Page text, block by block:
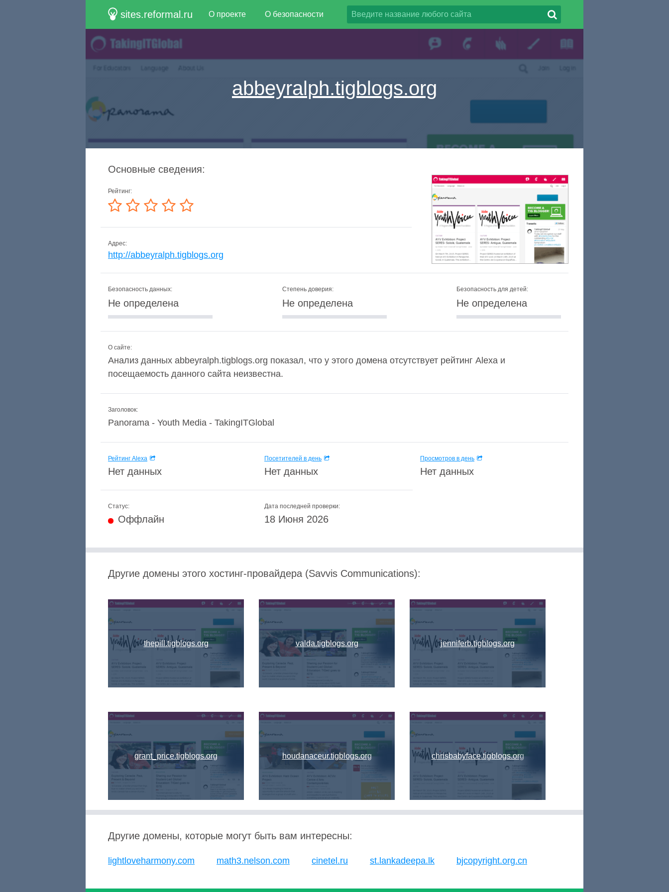
sites.reformal.ru О проекте О безопасности
abbeyralph.tigblogs.org
Основные сведения:
Рейтинг:
Адрес:
http://abbeyralph.tigblogs.org
Безопасность данных:
Не определена
Степень доверия:
Не определена
Безопасность для детей:
Не определена
О сайте:
Анализ данных abbeyralph.tigblogs.org показал, что у этого домена отсутствует рейтинг Alexa и
посещаемость данного сайта неизвестна.
Заголовок:
Panorama - Youth Media - TakingITGlobal
Рейтинг Alexa
Нет данных
Посетителей в день
Нет данных
Просмотров в день
Нет данных
Статус:
Оффлайн
Дата последней проверки:
18 Июня 2026
Другие домены этого хостинг-провайдера (Savvis Communications):
thepill.tigblogs.org
grant_price.tigblogs.org
valda.tigblogs.org
houdanaceur.tigblogs.org
jenniferb.tigblogs.org
chrisbabyface.tigblogs.org
Другие домены, которые могут быть вам интересны:
lightloveharmony.com math3.nelson.com cinetel.ru st.lankadeepa.lk bjcopyright.org.cn